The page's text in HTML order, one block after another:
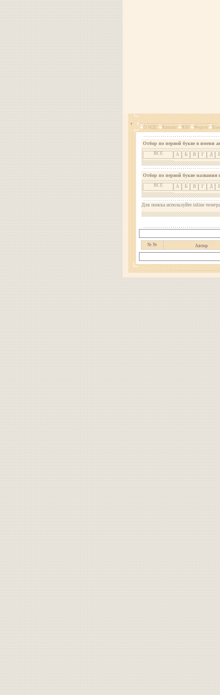
О МДС Каталог RSS Форум
Отбор по первой букве в имени
ВСЕ А Б В Г Д
Отбор по первой букве названия
ВСЕ А Б В Г Д
Для поиска используйте inline
№ № Автор